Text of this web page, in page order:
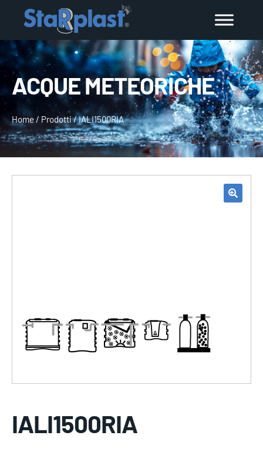
ACQUE METEORICHE
Home/ Prodotti/IALI1500RIA
IALI1500RIA